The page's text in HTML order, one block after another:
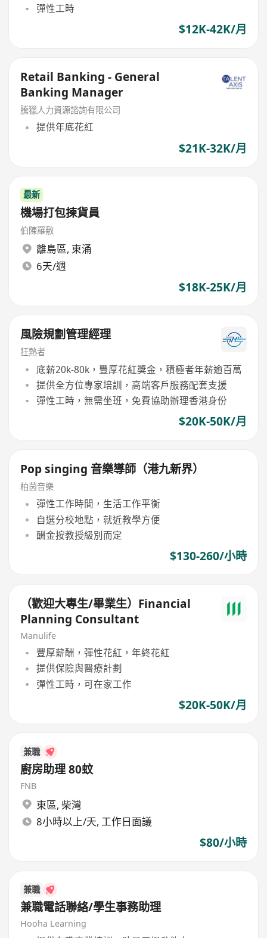
彈性工時
$12K-42K/月
Retail Banking - General
Banking Manager
騰獵人力資源諮詢有限公司
提供年底花紅
$21K-32K/月
最新
機場打包揀貨員
伯陳羅敷
離島區, 東涌
6天/週
$18K-25K/月
風險規劃管理經理
狂熱者
底薪20k-80k，豐厚花紅獎金，積極者年薪逾百萬
提供全方位專家培訓，高端客戶服務配套支援
彈性工時，無需坐班，免費協助辦理香港身份
$20K-50K/月
Pop singing 音樂導師（港九新界）
柏茵音樂
彈性工作時間，生活工作平衡
自選分校地點，就近教學方便
酬金按教授級別而定
$130-260/小時
（歡迎大專生/畢業生）Financial
Planning Consultant
Manulife
豐厚薪酬，彈性花紅，年終花紅
提供保險與醫療計劃
彈性工時，可在家工作
$20K-50K/月
兼職
廚房助理 80蚊
FNB
東區, 柴灣
8小時以上/天, 工作日面議
$80/小時
兼職
兼職電話聯絡/學生事務助理
Hooha Learning